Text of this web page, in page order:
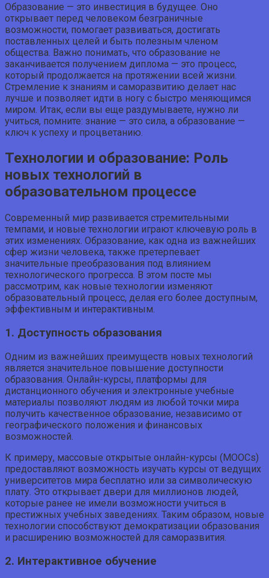
Образование — это инвестиция в будущее. Оно
открывает перед человеком безграничные
возможности, помогает развиваться, достигать
поставленных целей и быть полезным членом
общества. Важно понимать, что образование не
заканчивается получением диплома — это процесс,
который продолжается на протяжении всей жизни.
Стремление к знаниям и саморазвитию делает нас
лучше и позволяет идти в ногу с быстро меняющимся
миром. Итак, если вы еще раздумываете, нужно ли
учиться, помните: знание — это сила, а образование —
ключ к успеху и процветанию.
Технологии и образование: Роль
новых технологий в
образовательном процессе
Современный мир развивается стремительными
темпами, и новые технологии играют ключевую роль в
этих изменениях. Образование, как одна из важнейших
сфер жизни человека, также претерпевает
значительные преобразования под влиянием
технологического прогресса. В этом посте мы
рассмотрим, как новые технологии изменяют
образовательный процесс, делая его более доступным,
эффективным и интерактивным.
1. Доступность образования
Одним из важнейших преимуществ новых технологий
является значительное повышение доступности
образования. Онлайн-курсы, платформы для
дистанционного обучения и электронные учебные
материалы позволяют людям из любой точки мира
получить качественное образование, независимо от
географического положения и финансовых
возможностей.
К примеру, массовые открытые онлайн-курсы (MOOCs)
предоставляют возможность изучать курсы от ведущих
университетов мира бесплатно или за символическую
плату. Это открывает двери для миллионов людей,
которые ранее не имели возможности учиться в
престижных учебных заведениях. Таким образом, новые
технологии способствуют демократизации образования
и расширению возможностей для саморазвития.
2. Интерактивное обучение